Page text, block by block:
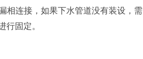
相连接，如果下水管道没有装设，需
行固定。